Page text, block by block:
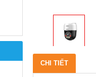
CHI TIẾT